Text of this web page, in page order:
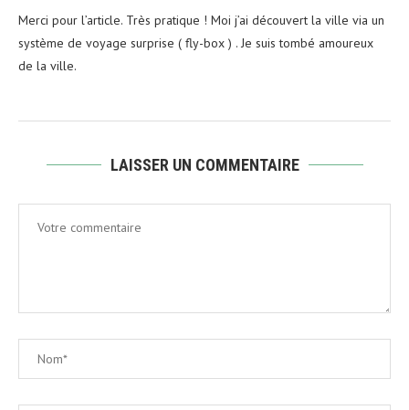
Merci pour l’article. Très pratique ! Moi j’ai découvert la ville via un
système de voyage surprise ( fly-box ) . Je suis tombé amoureux
de la ville.
LAISSER UN COMMENTAIRE